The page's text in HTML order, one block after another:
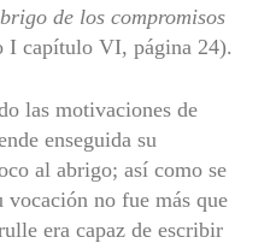
de los compromisos
capítulo VI, página 24).
las motivaciones de
enseguida su
al abrigo; así como se
vocación no fue más que
era capaz de escribir